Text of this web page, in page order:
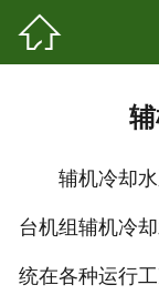

辅机冷却水
台机组辅机冷
统在各种运行